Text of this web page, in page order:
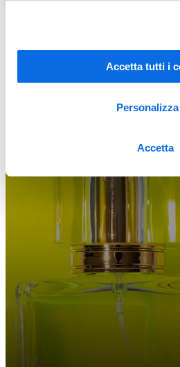
Accetta tutti i
Personalizza
Accetta
Ottimizzare le Performance degli